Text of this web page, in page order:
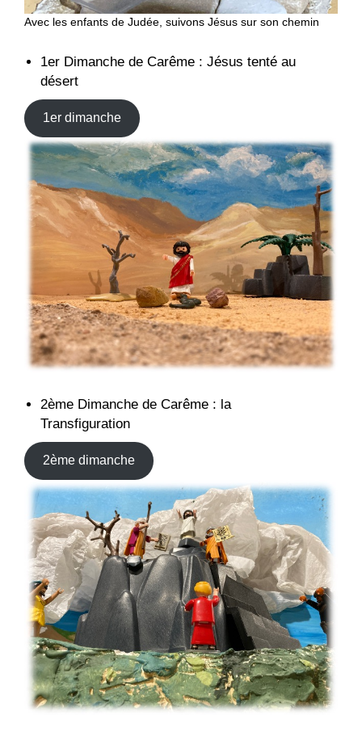
Avec les enfants de Judée, suivons Jésus sur son chemin
1er Dimanche de Carême : Jésus tenté au
désert
1er dimanche
2ème Dimanche de Carême : la
Transfiguration
2ème dimanche